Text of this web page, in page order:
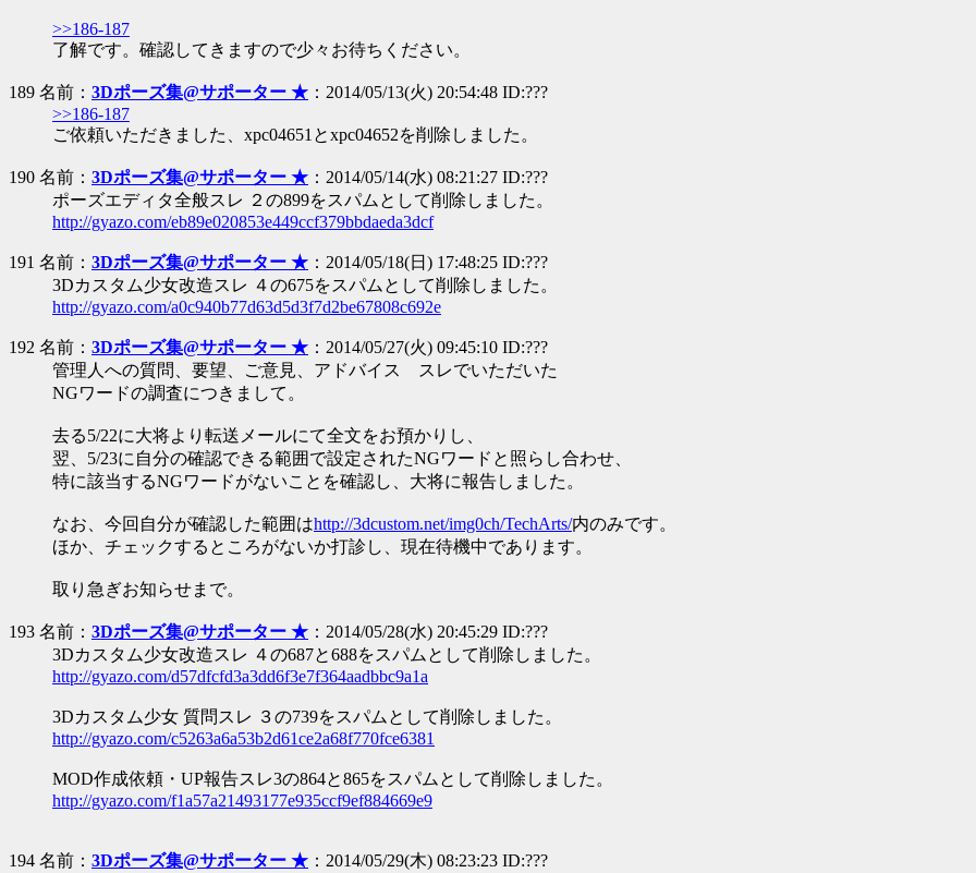
>>186-187
了解です。確認してきますので少々お待ちください。
189 名前： 3Dポーズ集@サポーター ★ ：2014/05/13(火) 20:54:48 ID:???
>>186-187
ご依頼いただきました、xpc04651とxpc04652を削除しました。
190 名前： 3Dポーズ集@サポーター ★ ：2014/05/14(水) 08:21:27 ID:???
ポーズエディタ全般スレ ２の899をスパムとして削除しました。
http://gyazo.com/eb89e020853e449ccf379bbdaeda3dcf
191 名前： 3Dポーズ集@サポーター ★ ：2014/05/18(日) 17:48:25 ID:???
3Dカスタム少女改造スレ ４の675をスパムとして削除しました。
http://gyazo.com/a0c940b77d63d5d3f7d2be67808c692e
192 名前： 3Dポーズ集@サポーター ★ ：2014/05/27(火) 09:45:10 ID:???
管理人への質問、要望、ご意見、アドバイス スレでいただいた
NGワードの調査につきまして。
去る5/22に大将より転送メールにて全文をお預かりし、
翌、5/23に自分の確認できる範囲で設定されたNGワードと照らし合わせ、
特に該当するNGワードがないことを確認し、大将に報告しました。
なお、今回自分が確認した範囲はhttp://3dcustom.net/img0ch/TechArts/内のみです。
ほか、チェックするところがないか打診し、現在待機中であります。
取り急ぎお知らせまで。
193 名前： 3Dポーズ集@サポーター ★ ：2014/05/28(水) 20:45:29 ID:???
3Dカスタム少女改造スレ ４の687と688をスパムとして削除しました。
http://gyazo.com/d57dfcfd3a3dd6f3e7f364aadbbc9a1a
3Dカスタム少女 質問スレ ３の739をスパムとして削除しました。
http://gyazo.com/c5263a6a53b2d61ce2a68f770fce6381
MOD作成依頼・UP報告スレ3の864と865をスパムとして削除しました。
http://gyazo.com/f1a57a21493177e935ccf9ef884669e9
194 名前： 3Dポーズ集@サポーター ★ ：2014/05/29(木) 08:23:23 ID:???